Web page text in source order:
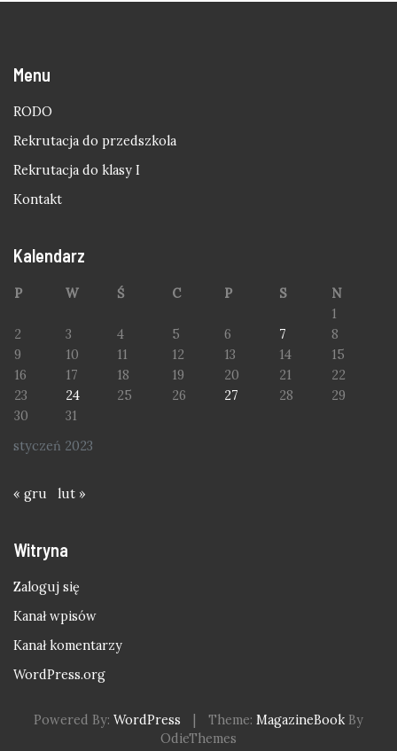
Menu
RODO
Rekrutacja do przedszkola
Rekrutacja do klasy I
Kontakt
Kalendarz
styczeń 2023
P W Ś C P S
N
1
2
3 4 5 6 7
8
9
10 11 12 13 14
15
16
17 18 19 20 21
22
23
24 25 26 27 28
29
30
31
« gru lut »
Witryna
Zaloguj się
Kanał wpisów
Kanał komentarzy
WordPress.org
Powered By: WordPress Theme: MagazineBook By
OdieThemes